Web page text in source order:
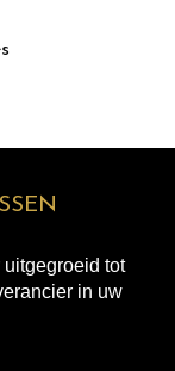
tot
in uw